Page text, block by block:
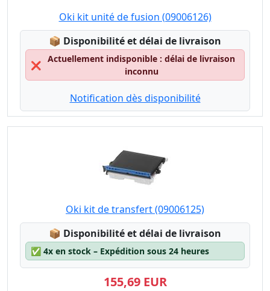
Oki kit unité de fusion (09006126)
📦 Lagerstatus:
Disponibilité et délai de livraison
❌
Actuellement indisponible : délai de livraison
inconnu
Notification dès disponibilité
Oki kit de transfert (09006125)
📦 Lagerstatus:
Disponibilité et délai de livraison
✅ 4x en stock – Expédition sous 24 heures
155,69 EUR